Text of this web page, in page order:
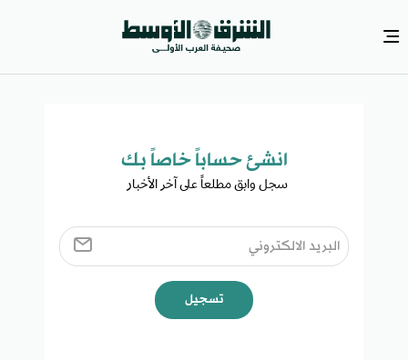
انشئ حساباً خاصاً بك​
سجل وابق مطلعاً على آخر الأخبار ​
تسجيل